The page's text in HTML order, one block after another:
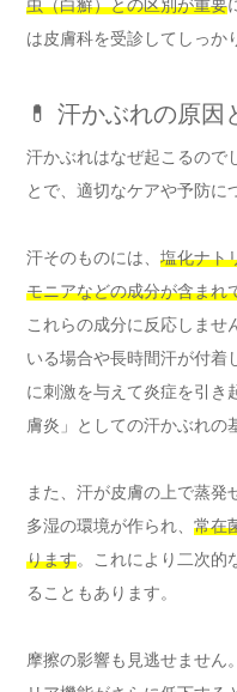
虫（白癬）との区別が重要
は皮膚科を受診してしっか
💊 汗かぶれの原因
汗かぶれはなぜ起こるので
とで、適切なケアや予防に
汗そのものには、 塩化ナト
モニアなどの成分が含まれ
これらの成分に反応しませ
いる場合や長時間汗が付着
に刺激を与えて炎症を引き
膚炎」としての汗かぶれの
また、汗が皮膚の上で蒸発
多湿の環境が作られ、 常在
ります。これにより二次的
ることもあります。
摩擦の影響も見逃せません